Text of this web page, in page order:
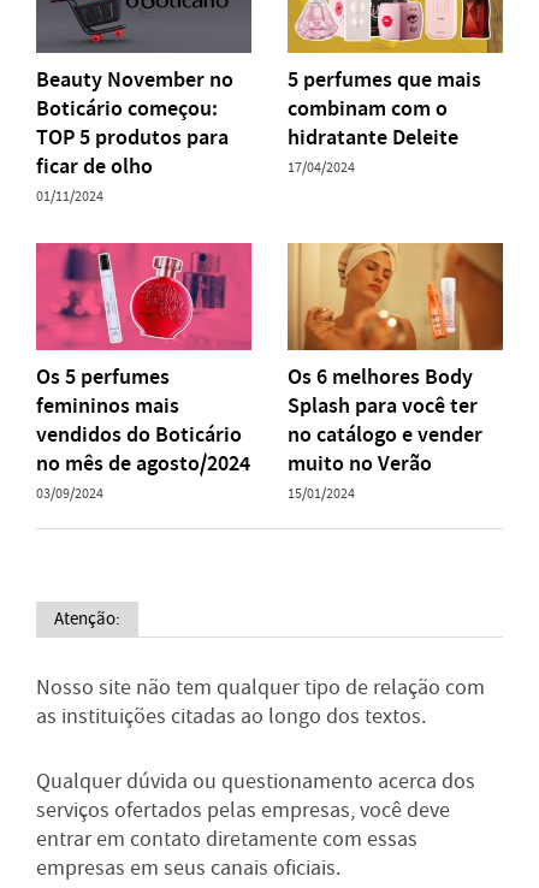
Beauty November no
Boticário começou:
TOP 5 produtos para
ficar de olho
01/11/2024
5 perfumes que mais
combinam com o
hidratante Deleite
17/04/2024
Os 5 perfumes
femininos mais
vendidos do Boticário
no mês de agosto/2024
03/09/2024
Os 6 melhores Body
Splash para você ter
no catálogo e vender
muito no Verão
15/01/2024
Atenção:
Nosso site não tem qualquer tipo de relação com
as instituições citadas ao longo dos textos.
Qualquer dúvida ou questionamento acerca dos
serviços ofertados pelas empresas, você deve
entrar em contato diretamente com essas
empresas em seus canais oficiais.